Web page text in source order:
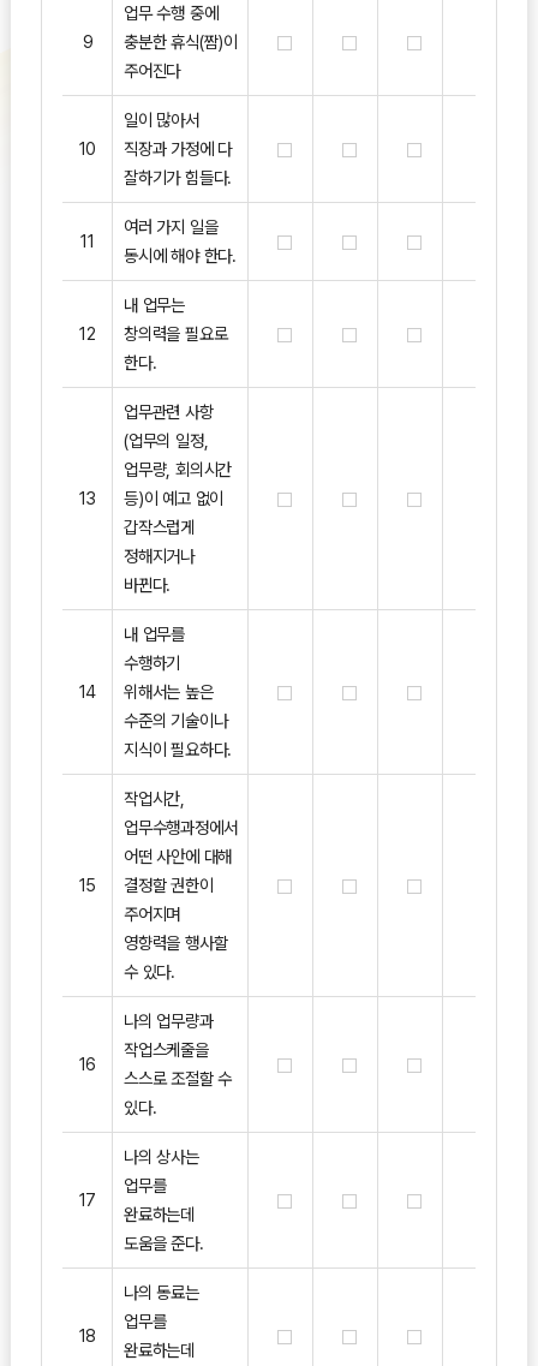
9
업무 수행 중에
충분한 휴식(짬)이
주어진다
10
일이 많아서
직장과 가정에 다
잘하기가 힘들다.
11
여러 가지 일을
동시에 해야 한다.
12
내 업무는
창의력을 필요로
한다.
13
업무관련 사항
(업무의 일정,
업무량, 회의시간
등)이 예고 없이
갑작스럽게
정해지거나
바뀐다.
14
내 업무를
수행하기
위해서는 높은
수준의 기술이나
지식이 필요하다.
15
작업시간,
업무수행과정에서
어떤 사안에 대해
결정할 권한이
주어지며
영향력을 행사할
수 있다.
16
나의 업무량과
작업스케줄을
스스로 조절할 수
있다.
17
나의 상사는
업무를
완료하는데
도움을 준다.
18
나의 동료는
업무를
완료하는데